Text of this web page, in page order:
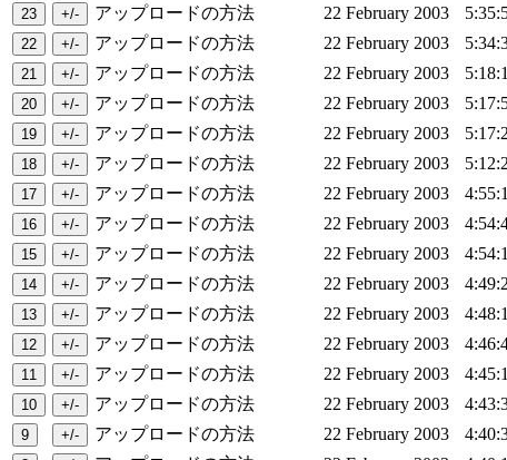
アップロードの方法
22 February 2003
アップロードの方法
22 February 2003
アップロードの方法
22 February 2003
アップロードの方法
22 February 2003
アップロードの方法
22 February 2003
アップロードの方法
22 February 2003
アップロードの方法
22 February 2003
アップロードの方法
22 February 2003
アップロードの方法
22 February 2003
アップロードの方法
22 February 2003
アップロードの方法
22 February 2003
アップロードの方法
22 February 2003
アップロードの方法
22 February 2003
アップロードの方法
22 February 2003
アップロードの方法
22 February 2003